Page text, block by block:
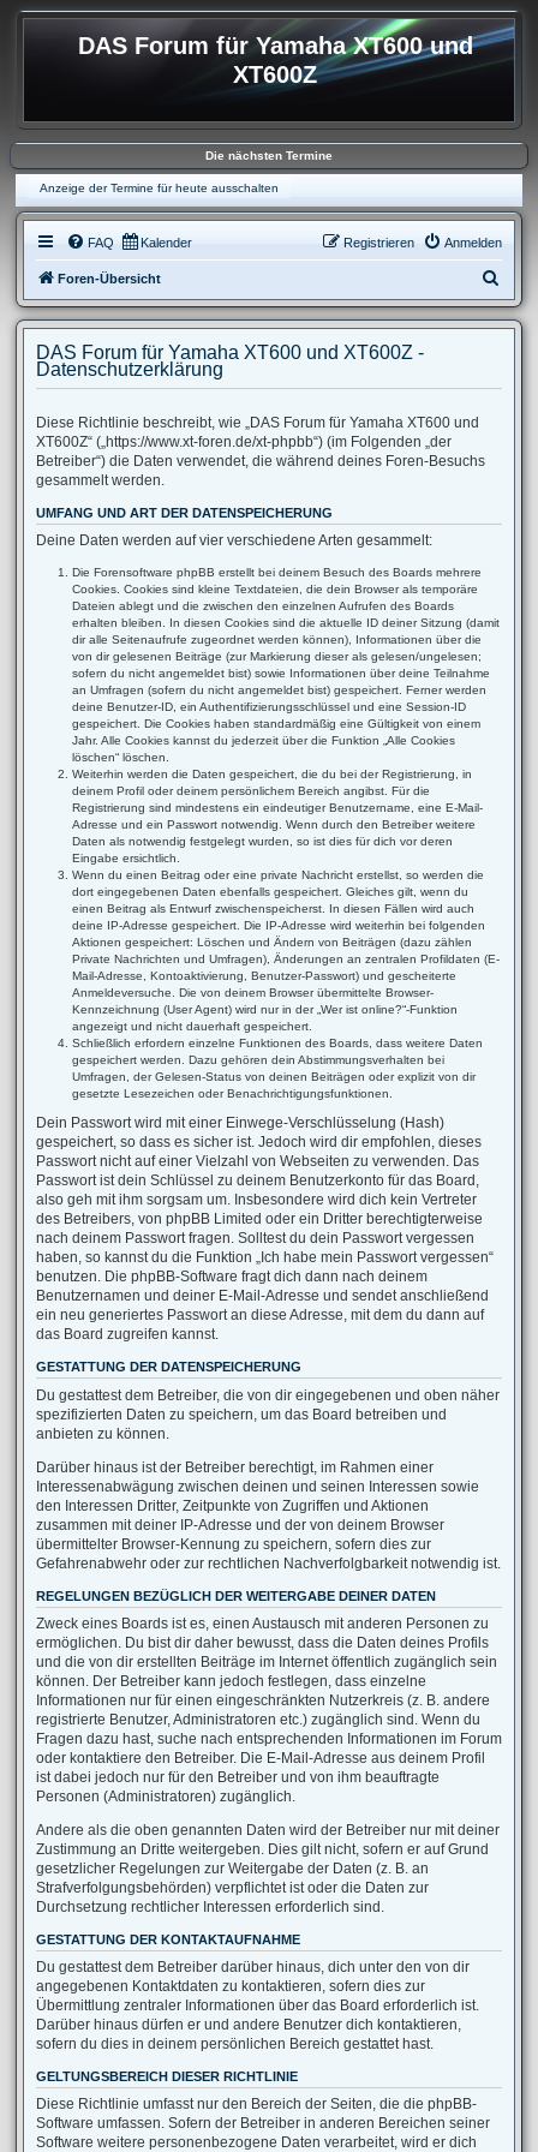
DAS Forum für Yamaha XT600 und
XT600Z
Die nächsten Termine
Anzeige der Termine für heute ausschalten
FAQ Kalender Anmelden
Registrieren
Foren-Übersicht
u
e
DAS Forum für Yamaha XT600 und XT600Z -
Datenschutzerklärung
Diese Richtlinie beschreibt, wie „DAS Forum für Yamaha XT600 und
XT600Z“ („https://www.xt-foren.de/xt-phpbb“) (im Folgenden „der
Betreiber“) die Daten verwendet, die während deines Foren-Besuchs
gesammelt werden.
UMFANG UND ART DER DATENSPEICHERUNG
Deine Daten werden auf vier verschiedene Arten gesammelt:
Die Forensoftware phpBB erstellt bei deinem Besuch des Boards mehrere
Cookies. Cookies sind kleine Textdateien, die dein Browser als temporäre
Dateien ablegt und die zwischen den einzelnen Aufrufen des Boards
erhalten bleiben. In diesen Cookies sind die aktuelle ID deiner Sitzung (damit
dir alle Seitenaufrufe zugeordnet werden können), Informationen über die
von dir gelesenen Beiträge (zur Markierung dieser als gelesen/ungelesen;
sofern du nicht angemeldet bist) sowie Informationen über deine Teilnahme
an Umfragen (sofern du nicht angemeldet bist) gespeichert. Ferner werden
deine Benutzer-ID, ein Authentifizierungsschlüssel und eine Session-ID
gespeichert. Die Cookies haben standardmäßig eine Gültigkeit von einem
Jahr. Alle Cookies kannst du jederzeit über die Funktion „Alle Cookies
löschen“ löschen.
Weiterhin werden die Daten gespeichert, die du bei der Registrierung, in
deinem Profil oder deinem persönlichem Bereich angibst. Für die
Registrierung sind mindestens ein eindeutiger Benutzername, eine E-Mail-
Adresse und ein Passwort notwendig. Wenn durch den Betreiber weitere
Daten als notwendig festgelegt wurden, so ist dies für dich vor deren
Eingabe ersichtlich.
Wenn du einen Beitrag oder eine private Nachricht erstellst, so werden die
dort eingegebenen Daten ebenfalls gespeichert. Gleiches gilt, wenn du
einen Beitrag als Entwurf zwischenspeicherst. In diesen Fällen wird auch
deine IP-Adresse gespeichert. Die IP-Adresse wird weiterhin bei folgenden
Aktionen gespeichert: Löschen und Ändern von Beiträgen (dazu zählen
Private Nachrichten und Umfragen), Änderungen an zentralen Profildaten (E-
Mail-Adresse, Kontoaktivierung, Benutzer-Passwort) und gescheiterte
Anmeldeversuche. Die von deinem Browser übermittelte Browser-
Kennzeichnung (User Agent) wird nur in der „Wer ist online?“-Funktion
angezeigt und nicht dauerhaft gespeichert.
Schließlich erfordern einzelne Funktionen des Boards, dass weitere Daten
gespeichert werden. Dazu gehören dein Abstimmungsverhalten bei
Umfragen, der Gelesen-Status von deinen Beiträgen oder explizit von dir
gesetzte Lesezeichen oder Benachrichtigungsfunktionen.
Dein Passwort wird mit einer Einwege-Verschlüsselung (Hash)
gespeichert, so dass es sicher ist. Jedoch wird dir empfohlen, dieses
Passwort nicht auf einer Vielzahl von Webseiten zu verwenden. Das
Passwort ist dein Schlüssel zu deinem Benutzerkonto für das Board,
also geh mit ihm sorgsam um. Insbesondere wird dich kein Vertreter
des Betreibers, von phpBB Limited oder ein Dritter berechtigterweise
nach deinem Passwort fragen. Solltest du dein Passwort vergessen
haben, so kannst du die Funktion „Ich habe mein Passwort vergessen“
benutzen. Die phpBB-Software fragt dich dann nach deinem
Benutzernamen und deiner E-Mail-Adresse und sendet anschließend
ein neu generiertes Passwort an diese Adresse, mit dem du dann auf
das Board zugreifen kannst.
GESTATTUNG DER DATENSPEICHERUNG
Du gestattest dem Betreiber, die von dir eingegebenen und oben näher
spezifizierten Daten zu speichern, um das Board betreiben und
anbieten zu können.
Darüber hinaus ist der Betreiber berechtigt, im Rahmen einer
Interessenabwägung zwischen deinen und seinen Interessen sowie
den Interessen Dritter, Zeitpunkte von Zugriffen und Aktionen
zusammen mit deiner IP-Adresse und der von deinem Browser
übermittelter Browser-Kennung zu speichern, sofern dies zur
Gefahrenabwehr oder zur rechtlichen Nachverfolgbarkeit notwendig ist.
REGELUNGEN BEZÜGLICH DER WEITERGABE DEINER DATEN
Zweck eines Boards ist es, einen Austausch mit anderen Personen zu
ermöglichen. Du bist dir daher bewusst, dass die Daten deines Profils
und die von dir erstellten Beiträge im Internet öffentlich zugänglich sein
können. Der Betreiber kann jedoch festlegen, dass einzelne
Informationen nur für einen eingeschränkten Nutzerkreis (z. B. andere
registrierte Benutzer, Administratoren etc.) zugänglich sind. Wenn du
Fragen dazu hast, suche nach entsprechenden Informationen im Forum
oder kontaktiere den Betreiber. Die E-Mail-Adresse aus deinem Profil
ist dabei jedoch nur für den Betreiber und von ihm beauftragte
Personen (Administratoren) zugänglich.
Andere als die oben genannten Daten wird der Betreiber nur mit deiner
Zustimmung an Dritte weitergeben. Dies gilt nicht, sofern er auf Grund
gesetzlicher Regelungen zur Weitergabe der Daten (z. B. an
Strafverfolgungsbehörden) verpflichtet ist oder die Daten zur
Durchsetzung rechtlicher Interessen erforderlich sind.
GESTATTUNG DER KONTAKTAUFNAHME
Du gestattest dem Betreiber darüber hinaus, dich unter den von dir
angegebenen Kontaktdaten zu kontaktieren, sofern dies zur
Übermittlung zentraler Informationen über das Board erforderlich ist.
Darüber hinaus dürfen er und andere Benutzer dich kontaktieren,
sofern du dies in deinem persönlichen Bereich gestattet hast.
GELTUNGSBEREICH DIESER RICHTLINIE
Diese Richtlinie umfasst nur den Bereich der Seiten, die die phpBB-
Software umfassen. Sofern der Betreiber in anderen Bereichen seiner
Software weitere personenbezogene Daten verarbeitet, wird er dich